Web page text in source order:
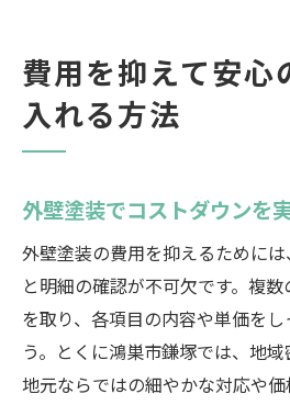
費用を抑えて安心
入れる方法
外壁塗装でコストダウンを
外壁塗装の費用を抑えるために
と明細の確認が不可欠です。複
を取り、各項目の内容や単価を
う。とくに鴻巣市鎌塚では、地域
地元ならではの細やかな対応や